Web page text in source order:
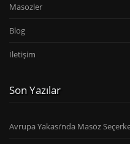
Masozler
Blog
İletişim
Son Yazılar
Avrupa Yakası’nda Masöz